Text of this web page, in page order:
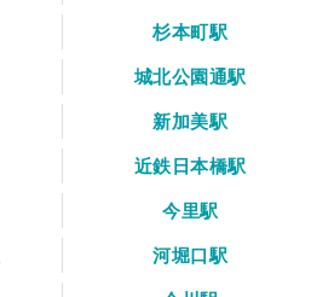
杉本町駅
城北公園通駅
新加美駅
近鉄日本橋駅
今里駅
河堀口駅